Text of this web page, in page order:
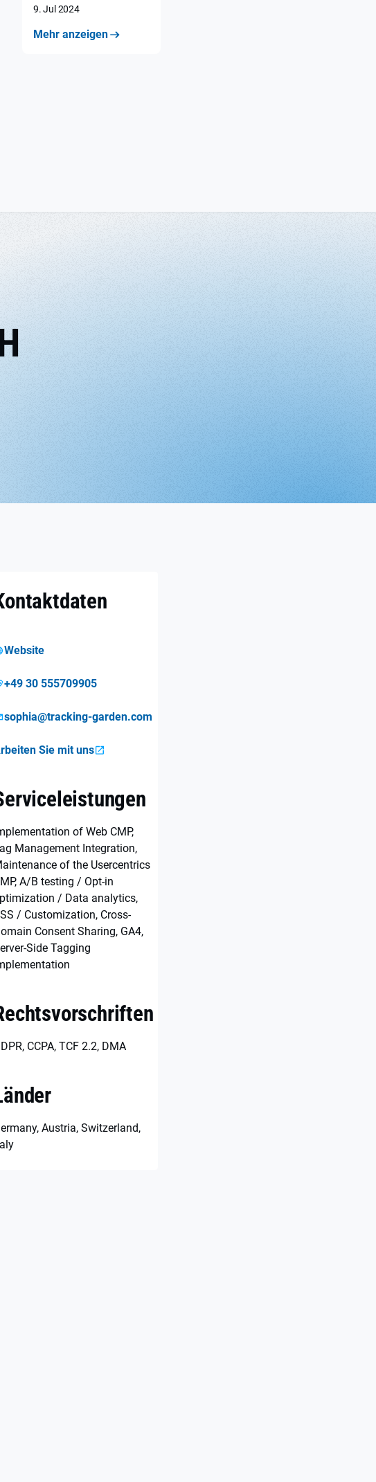
9. Jul 2024
Mehr anzeigen
Website
+49 30 555709905
sophia@tracking-garden.com
Sie mit uns
of Web CMP,
Management Integration,
of the Usercentrics
A/B testing / Opt-in
/ Data analytics,
/ Customization, Cross-
Consent Sharing, GA4,
Side Tagging
CCPA, TCF 2.2, DMA
Austria, Switzerland,